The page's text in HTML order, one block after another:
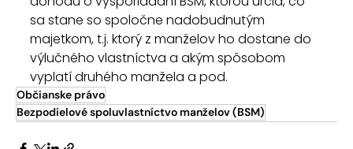
sa stane so spoločne nadobudnutým
majetkom, t.j. ktorý z manželov ho dostane do
výlučného vlastníctva a akým spôsobom
vyplatí druhého manžela a pod.
Občianske právo
Bezpodielové spoluvlastníctvo manželov (BSM)